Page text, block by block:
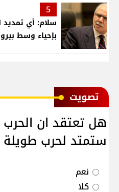
5
سلام: أي تمديد
بإحياء وسط
ﺗﺼﻮﻳﺖ
هل تعتقد ان الحرب
ستمتد لحرب طويلة
نعم
كلا